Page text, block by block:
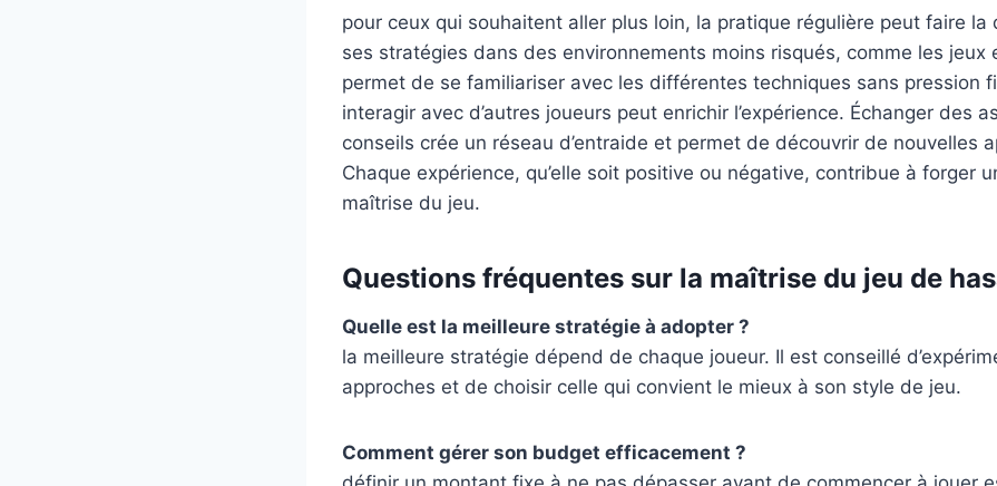
pour ceux qui souhaitent aller plus loin, la pratique régulière peut faire la
ses stratégies dans des environnements moins risqués, comme les jeux
permet de se familiariser avec les différentes techniques sans pression
interagir avec d’autres joueurs peut enrichir l’expérience. Échanger des
conseils crée un réseau d’entraide et permet de découvrir de nouvelles
Chaque expérience, qu’elle soit positive ou négative, contribue à forger
maîtrise du jeu.
Questions fréquentes sur la maîtrise du jeu de
Quelle est la meilleure stratégie à adopter ?
la meilleure stratégie dépend de chaque joueur. Il est conseillé
approches et de choisir celle qui convient le mieux à son style de jeu.
Comment gérer son budget efficacement ?